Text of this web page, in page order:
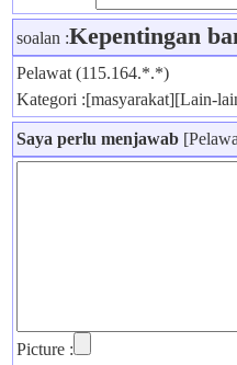
soalan :Kepentingan
Pelawat (115.164.*.*)
Kategori :[masyarakat][Lain-
Saya perlu menjawab
Picture :